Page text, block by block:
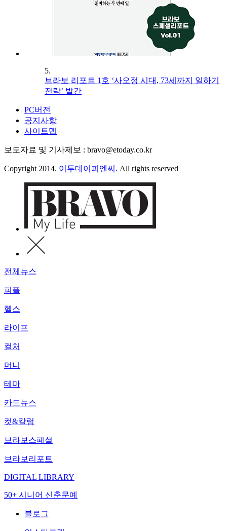
5.
브라보 리포트 1호 ‘사오정 시대, 73세까지 일하기
전략’ 발간
PC버전
공지사항
사이트맵
보도자료 및 기사제보 : bravo@etoday.co.kr
Copyright 2014. 이투데이피엔씨 . All rights reserved
전체뉴스
피플
헬스
라이프
컬처
머니
테마
카드뉴스
컷&칼럼
브라보스페셜
브라보리포트
DIGITAL LIBRARY
50+ 시니어 신춘문예
블로그